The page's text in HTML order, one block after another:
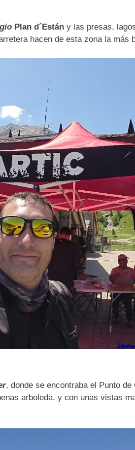
Plan d´Estány las presas,
hacen de esta zona la más
, donde se encontraba el Punto
arboleda, y con unas vistas